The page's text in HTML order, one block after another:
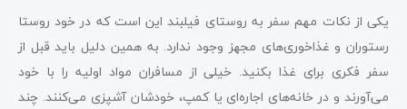
یکی از نکات مهم سفر به روستای فیلبند این است که در خود روستا
رستوران و غذاخوری‌های مجهز وجود ندارد. به همین دلیل باید قبل از
سفر فکری برای غذا بکنید. خیلی از مسافران مواد اولیه را با خود
می‌آورند و در خانه‌های اجاره‌ای یا کمپ، خودشان آشپزی می‌کنند. چند